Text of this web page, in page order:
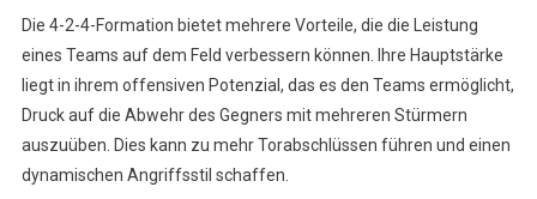
Die 4-2-4-Formation bietet mehrere Vorteile, die die Leistung
eines Teams auf dem Feld verbessern können. Ihre Hauptstärke
liegt in ihrem offensiven Potenzial, das es den Teams ermöglicht,
Druck auf die Abwehr des Gegners mit mehreren Stürmern
auszuüben. Dies kann zu mehr Torabschlüssen führen und einen
dynamischen Angriffsstil schaffen.